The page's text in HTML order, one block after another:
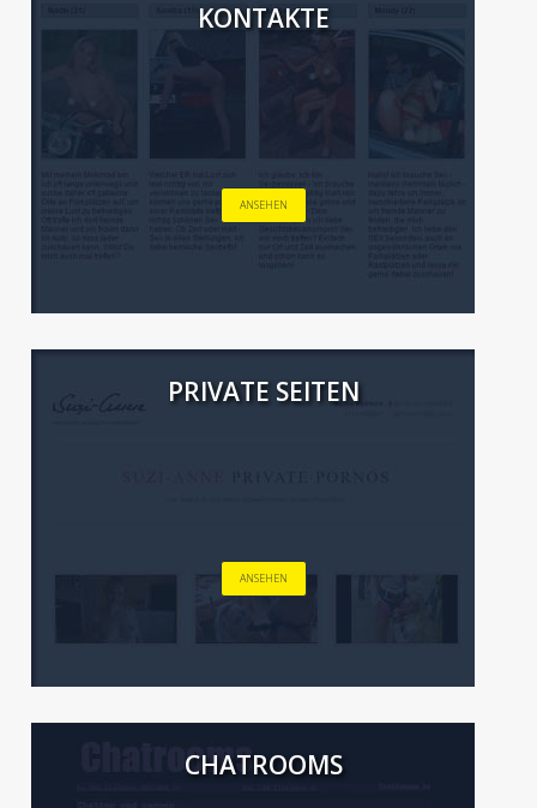
KONTAKTE
ANSEHEN
PRIVATE SEITEN
ANSEHEN
CHATROOMS